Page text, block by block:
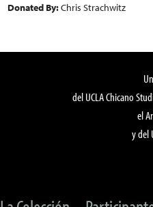
Donated By:Chris Strachwitz
del UCLA Chicano
el
y del